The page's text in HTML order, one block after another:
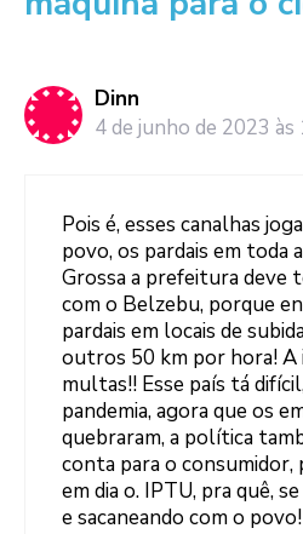
Dinn
4 de junho de 2023 às
Pois é, esses canalhas
povo, os pardais em toda
Grossa a prefeitura deve
com o Belzebu, porque
pardais em locais de
outros 50 km por hora! A
multas!! Esse país tá
pandemia, agora que os
quebraram, a política
conta para o consumidor,
em dia o. IPTU, pra quê,
e sacaneando com o